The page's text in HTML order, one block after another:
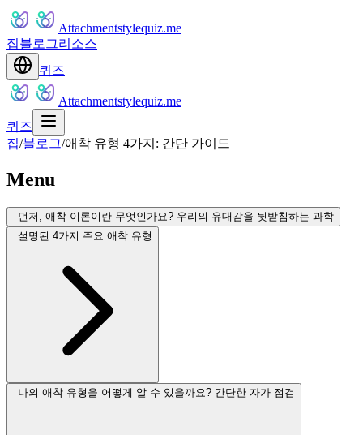
Attachmentstylequiz.me
집블로그리소스
퀴즈
Attachmentstylequiz.me
퀴즈
집/블로그/애착 유형 4가지: 간단 가이드
Menu
먼저, 애착 이론이란 무엇인가요? 우리의 유대감을 뒷받침하는 과학
설명된 4가지 주요 애착 유형
나의 애착 유형을 어떻게 알 수 있을까요? 간단한 자가 점검